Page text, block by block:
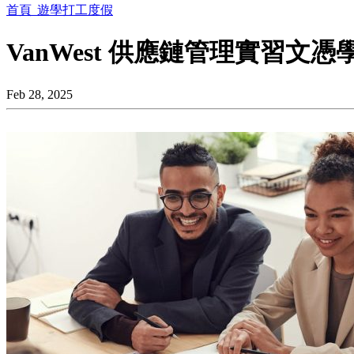
首頁 遊學打工度假
VanWest 供應鏈管理實習文憑
Feb 28, 2025